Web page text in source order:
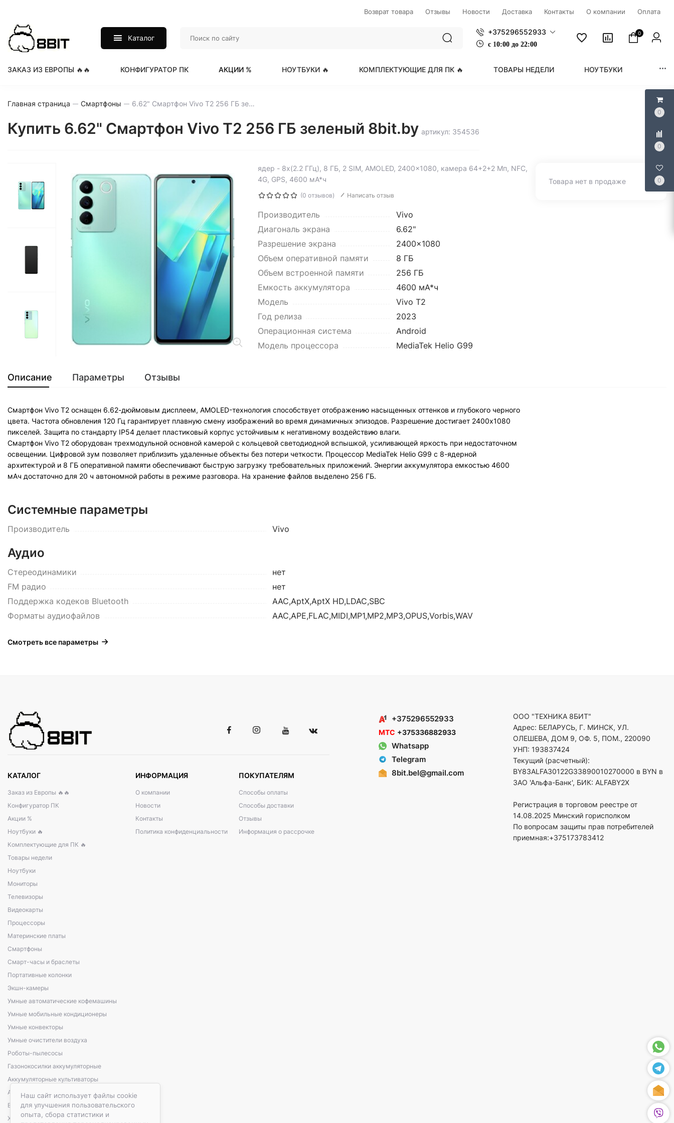
0
0
0
Наш сайт использует файлы cookie
для улучшения пользовательского
опыта, сбора статистики и
Возврат товара Отзывы Новости Доставка Контакты О компании Оплата
Каталог
+375296552933
с 1 0:00 до 22:00
0
ЗАКАЗ ИЗ ЕВРОПЫ 🔥🔥 КОНФИГУРАТОР ПК АКЦИИ % НОУТБУКИ 🔥 КОМПЛЕКТУЮЩИЕ ДЛЯ ПК 🔥 ТОВАРЫ НЕДЕЛИ НОУТБУКИ
Главная страница Смартфоны 6.62" Смартфон Vivo T2 256 ГБ зеленый
Купить 6.62" Смартфон Vivo T2 256 ГБ зеленый 8bit.by артикул: 354536
ядер - 8x(2.2 ГГц), 8 ГБ, 2 SIM, AMOLED, 2400x1080, камера 64+2+2 Мп, NFC,
4G, GPS, 4600 мА*ч
(0 отзывов) Написать отзыв
Производитель
Vivo
Диагональ экрана
6.62"
Разрешение экрана
2400x1080
Объем оперативной памяти
8 ГБ
Объем встроенной памяти
256 ГБ
Емкость аккумулятора
4600 мА*ч
Модель
Vivo T2
Год релиза
2023
Операционная система
Android
Модель процессора
MediaTek Helio G99
Товара нет в продаже
Описание Параметры Отзывы
Смартфон Vivo T2 оснащен 6.62-дюймовым дисплеем, AMOLED-технология способствует отображению насыщенных оттенков и глубокого черного
цвета. Частота обновления 120 Гц гарантирует плавную смену изображений во время динамичных эпизодов. Разрешение достигает 2400x1080
пикселей. Защита по стандарту IP54 делает пластиковый корпус устойчивым к негативному воздействию влаги.
Смартфон Vivo T2 оборудован трехмодульной основной камерой с кольцевой светодиодной вспышкой, усиливающей яркость при недостаточном
освещении. Цифровой зум позволяет приблизить удаленные объекты без потери четкости. Процессор MediaTek Helio G99 с 8-ядерной
архитектурой и 8 ГБ оперативной памяти обеспечивают быструю загрузку требовательных приложений. Энергии аккумулятора емкостью 4600
мАч достаточно для 20 ч автономной работы в режиме разговора. На хранение файлов выделено 256 ГБ.
Системные параметры
Производитель Vivo
Аудио
Стереодинамики
нет
FM радио
нет
Поддержка кодеков Bluetooth
AAC,AptX,AptX HD,LDAC,SBC
Форматы аудиофайлов
AAC,APE,FLAC,MIDI,MP1,MP2,MP3,OPUS,Vorbis,WAV
Смотреть все параметры
КАТАЛОГ
Заказ из Европы 🔥🔥
Конфигуратор ПК
Акции %
Ноутбуки 🔥
Комплектующие для ПК 🔥
Товары недели
Ноутбуки
Мониторы
Телевизоры
Видеокарты
Процессоры
Материнские платы
Смартфоны
Смарт-часы и браслеты
Портативные колонки
Экшн-камеры
Умные автоматические кофемашины
Умные мобильные кондиционеры
Умные конвекторы
Умные очистители воздуха
Роботы-пылесосы
Газонокосилки аккумуляторные
Аккумуляторные культиваторы
Аккумуляторные кусторезы, сучкорезы
Варочные панели электрические
Холодильники автомобильные
ИНФОРМАЦИЯ
О компании
Новости
Контакты
Политика конфиденциальности
ПОКУПАТЕЛЯМ
Способы оплаты
Способы доставки
Отзывы
Информация о рассрочке
+375296552933
МТС +375336882933
Whatsapp
Telegram
8bit.bel@gmail.com
ООО "ТЕХНИКА 8БИТ"
Адрес: БЕЛАРУСЬ, Г. МИНСК, УЛ.
ОЛЕШЕВА, ДОМ 9, ОФ. 5, ПОМ., 220090
УНП: 193837424
Текущий (расчетный):
BY83ALFA30122G33890010270000 в BYN в
ЗАО 'Альфа-Банк', БИК: ALFABY2X
Регистрация в торговом реестре от
14.08.2025 Минский горисполком
По вопросам защиты прав потребителей
приемная:+375173783412